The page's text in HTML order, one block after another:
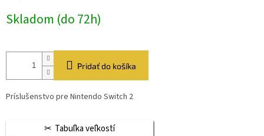
cena:
Skladom (do 72h)
Pridať do košíka
Príslušenstvo pre Nintendo Switch 2
Tabuľka veľkostí